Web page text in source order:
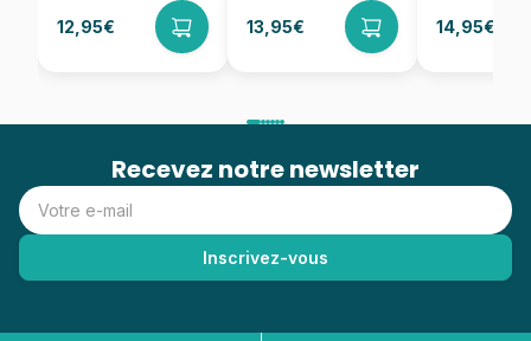
12,95€ 13,95€ 14,95€
Recevez notre newsletter